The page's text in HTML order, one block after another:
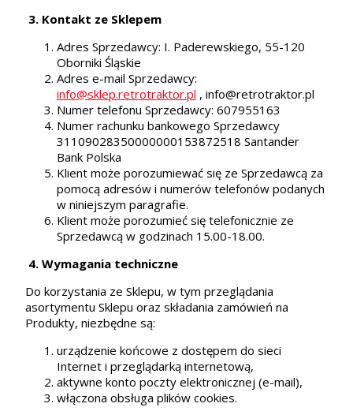
3. Kontakt ze Sklepem
Adres Sprzedawcy: I. Paderewskiego, 55-120
Oborniki Śląskie
Adres e-mail Sprzedawcy:
info@sklep.retrotraktor.pl , info@retrotraktor.pl
Numer telefonu Sprzedawcy: 607955163
Numer rachunku bankowego Sprzedawcy
31109028350000000153872518 Santander
Bank Polska
Klient może porozumiewać się ze Sprzedawcą za
pomocą adresów i numerów telefonów podanych
w niniejszym paragrafie.
Klient może porozumieć się telefonicznie ze
Sprzedawcą w godzinach 15.00-18.00.
4. Wymagania techniczne
Do korzystania ze Sklepu, w tym przeglądania
asortymentu Sklepu oraz składania zamówień na
Produkty, niezbędne są:
urządzenie końcowe z dostępem do sieci
Internet i przeglądarką internetową,
aktywne konto poczty elektronicznej (e-mail),
włączona obsługa plików cookies.